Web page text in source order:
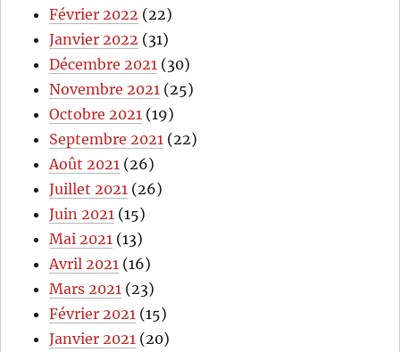
Février 2022 (22)
Janvier 2022 (31)
Décembre 2021 (30)
Novembre 2021 (25)
Octobre 2021 (19)
Septembre 2021 (22)
Août 2021 (26)
Juillet 2021 (26)
Juin 2021 (15)
Mai 2021 (13)
Avril 2021 (16)
Mars 2021 (23)
Février 2021 (15)
Janvier 2021 (20)